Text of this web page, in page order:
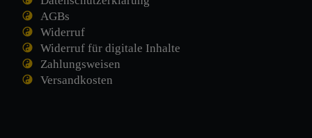
AGBs
Widerruf
Widerruf für digitale Inhalte
Zahlungsweisen
Versandkosten